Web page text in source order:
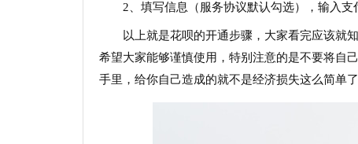
2、填写信息（服务协议默认勾选），输入支
以上就是花呗的开通步骤，大家看完应该就
希望大家能够谨慎使用，特别注意的是不要将自
手里，给你自己造成的就不是经济损失这么简单